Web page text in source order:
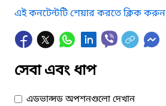
এই কনটেন্টটি শেয়ার করতে ক্লিক করুন
সেবা এবং ধাপ
এডভান্সড অপশনগুলো দেখান